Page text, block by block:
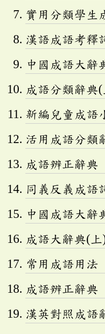
實用分類學生
漢語成語考釋
中國成語大辭
成語分類辭典
新編兒童成語
活用成語分類
成語辨正辭典
同義反義成語
中國成語大辭
成語大辭典(
常用成語用法
成語辨正辭典
漢英對照成語